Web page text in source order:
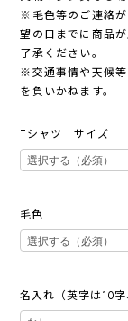
※毛色等のご連絡
望の日までに商品
了承ください。
※交通事情や天候
を負いかねます。
Tシャツ サイズ
毛色
名入れ（英字は10